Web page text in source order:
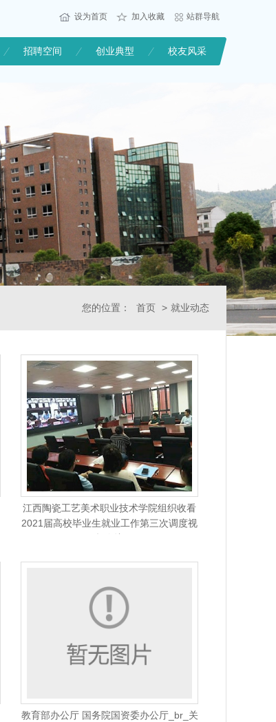
站群导航
设为首页 加入收藏
招聘空间 创业典型 校友风采
您的位置： 首页 > 就业动态
江西陶瓷工艺美术职业技术学院组织收看
2021届高校毕业生就业工作第三次调度视
教育部办公厅 国务院国资委办公厅_br_关